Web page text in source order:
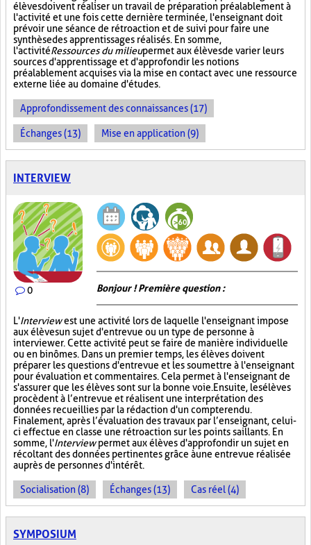
élèves doivent réaliser un travail de préparation préalablement à
l'activité et une fois cette dernière terminée, l'enseignant doit
prévoir une séance de rétroaction et de suivi pour faire une
synthèse des apprentissages réalisés. En somme,
l'activitéRessources du milieupermet aux élèves de varier leurs
sources d'apprentissage et d'approfondir les notions
préalablement acquises via la mise en contact avec une ressource
externe liée au domaine d'études.
Approfondissement des connaissances (17)
Échanges (13) Mise en application (9)
INTERVIEW
0 Bonjour ! Première question :
L'Interviewest une activité lors de laquelle l'enseignant impose
aux élèves un sujet d'entrevue ou un type de personne à
interviewer. Cette activité peut se faire de manière individuelle
ou en binômes. Dans un premier temps, les élèves doivent
préparer les questions d'entrevue et les soumettre à l'enseignant
pour évaluation et commentaires. Cela permet à l'enseignant de
s'assurer que les élèves sont sur la bonne voie. Ensuite, les élèves
procèdent à l’entrevue et réalisent une interprétation des
données recueillies par la rédaction d'un compte rendu.
Finalement, après l’évaluation des travaux par l’enseignant, celui-
ci effectue en classe une rétroaction sur les points saillants. En
somme, l'Interviewpermet aux élèves d'approfondir un sujet en
récoltant des données pertinentes grâce à une entrevue réalisée
auprès de personnes d'intérêt.
Socialisation (8) Échanges (13) Cas réel (4)
SYMPOSIUM